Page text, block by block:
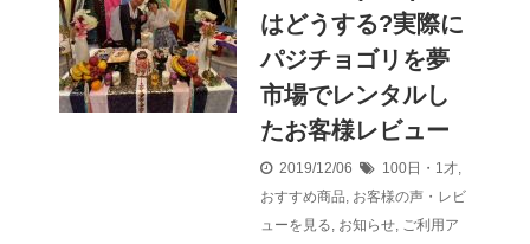
はどうする?実際に
パジチョゴリを夢
市場でレンタルし
たお客様レビュー
2019/12/06 100日・1才,
おすすめ商品, お客様の声・レビ
ューを見る, お知らせ, ご利用ア